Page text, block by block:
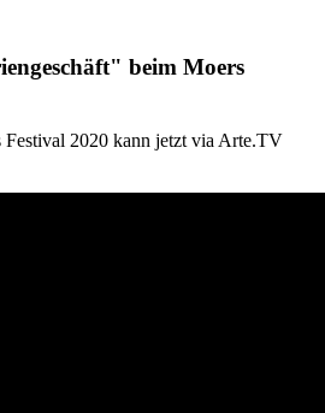
beim Moers
2020 kann jetzt via Arte.TV